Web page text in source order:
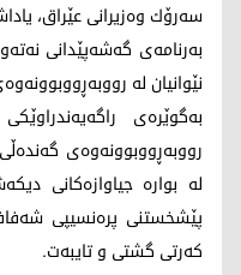
سه‌رۆك وه‌زیرانی عێراق،
به‌رنامه‌ی گه‌شه‌پێدانی
نێوانیان له‌
به‌گوێره‌ی
رووبه‌ڕووبوونه‌وه‌ی
له‌ بواره‌ جیاوازه‌كانی
پێشخستنی پرەنسیپی
کەرتی گشتی و تایبەت.